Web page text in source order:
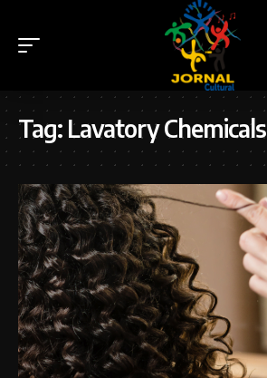
Tag: Lavatory Chemicals